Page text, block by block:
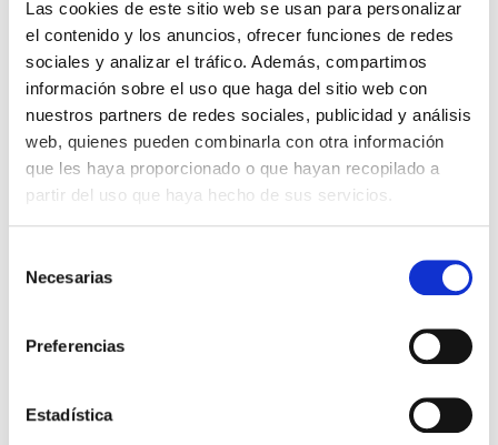
Las cookies de este sitio web se usan para personalizar
el contenido y los anuncios, ofrecer funciones de redes
sociales y analizar el tráfico. Además, compartimos
información sobre el uso que haga del sitio web con
nuestros partners de redes sociales, publicidad y análisis
web, quienes pueden combinarla con otra información
que les haya proporcionado o que hayan recopilado a
partir del uso que haya hecho de sus servicios.
Necesarias
Preferencias
Estadística
 AÑADIR AL CARRITO
Fechador automático Trodat de la serie
Original Printy. Todos los aparatos de la
máquinas de entintaje automático súper
ligeras y cómodas, ya que están ideadas
para el uso diario en oficinas y recepciones.
El caucho de su sellos fechador es de 2,3
mm. de grosor y de la máxima calidad. En
sellosgoma.com lo grabamos con las